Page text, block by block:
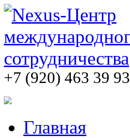
+7 (920) 463 39 93
Главная